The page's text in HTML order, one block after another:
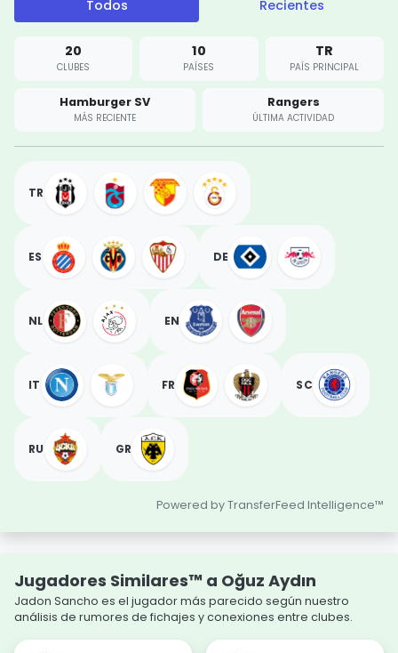
Todos Recientes
20
CLUBES
10
PAÍSES
TR
PAÍS PRINCIPAL
Hamburger SV
MÁS RECIENTE
Rangers
ÚLTIMA ACTIVIDAD
TR
ES DE
NL EN
IT FR SC
RU GR
Powered by TransferFeed Intelligence™
Jugadores Similares™ a Oğuz Aydın
Jadon Sancho es el jugador más parecido según nuestro
análisis de rumores de fichajes y conexiones entre clubes.